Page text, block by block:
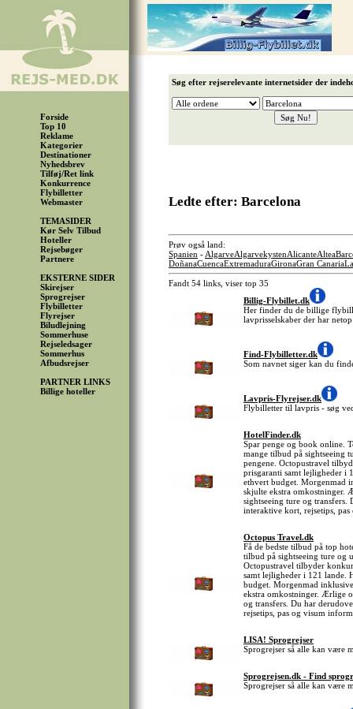
Forside
Top 10
Reklame
Kategorier
Destinationer
Nyhedsbrev
Tilføj/Ret link
Konkurrence
Flybilletter
Webmaster
TEMASIDER
Kør Selv Tilbud
Hoteller
Rejsebøger
Partnere
EKSTERNE SIDER
Skirejser
Sprogrejser
Flybilletter
Flyrejser
Biludlejning
Sommerhuse
Rejseledsager
Sommerhus
Afbudsrejser
PARTNER LINKS
Billige hoteller
Søg efter rejserelevante internetsider der
Ledte efter: Barcelona
Prøv også land:
Spanien - AlgarveAlgarvekystenAlicanteAltea
DoñanaCuencaExtremaduraGironaGran Canaria
Fandt 54 links, viser top 35
Billig-Flybillet.dk
Her finder du de billige
lavprisselskaber der har
Find-Flybilletter.dk
Som navnet siger kan du
Lavpris-Flyrejser.dk
Flybilletter til lavpris - søg
HotelFinder.dk
Spar penge og book online.
mange tilbud på sightseeing
pengene. Octopustravel
prisgaranti samt lejligheder i
ethvert budget. Morgenmad
skjulte ekstra omkostninger.
sightseeing ture og
interaktive kort, rejsetips,
Octopus Travel.dk
Få de bedste tilbud på top
tilbud på sightseeing ture og
Octopustravel tilbyder
samt lejligheder i 121 lande.
budget. Morgenmad
ekstra omkostninger. Ærlige
og transfers. Du har
rejsetips, pas og visum
LISA! Sprogrejser
Sprogrejser så alle kan være
Sprogrejsen.dk - Find
Sprogrejser så alle kan være